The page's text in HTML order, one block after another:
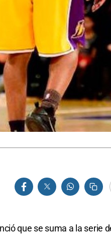
que se suma a la serie